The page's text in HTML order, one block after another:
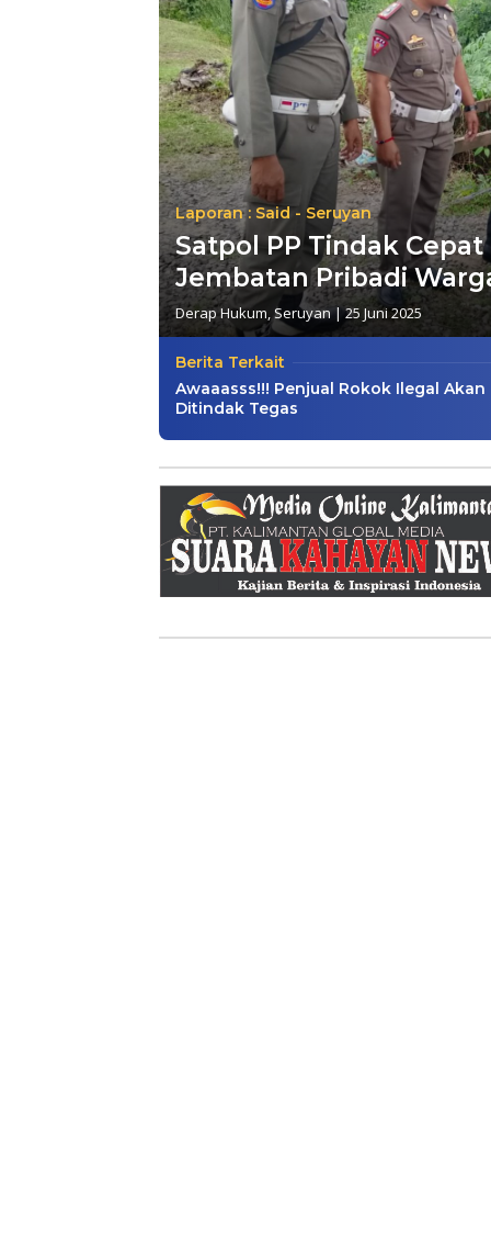
Laporan : Said - Seruyan
Satpol PP Tindak
Jembatan Pribadi
Derap Hukum Seruyan|25 Juni 2025
Berita Terkait
Awaaasss!!! Penjual Rokok Ilegal Akan
Ditindak Tegas